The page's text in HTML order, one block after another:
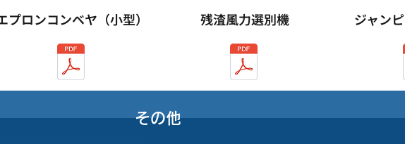
プロンコンベヤ（小型） 残渣風力選別機 ジャン
​その他